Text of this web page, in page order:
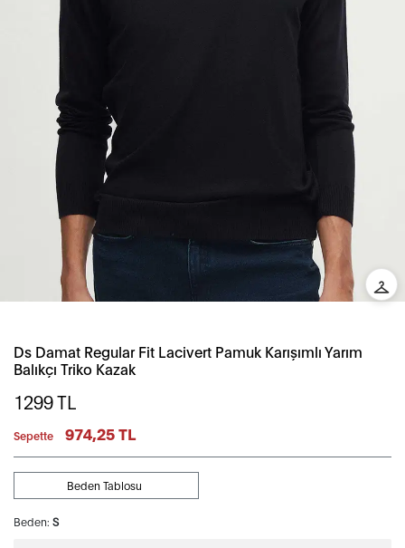
Ds Damat Regular Fit Lacivert Pamuk Karışımlı Yarım
Balıkçı Triko Kazak
1299TL
Sepette 974,25 TL
Beden: S
Beden Tablosu